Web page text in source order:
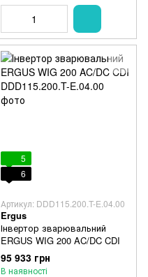
5
6
Артикул: DDD115.200.T-E.04.00
Ergus
Інвертор зварювальний
ERGUS WIG 200 AC/DC CDI
95 933 грн
В наявності